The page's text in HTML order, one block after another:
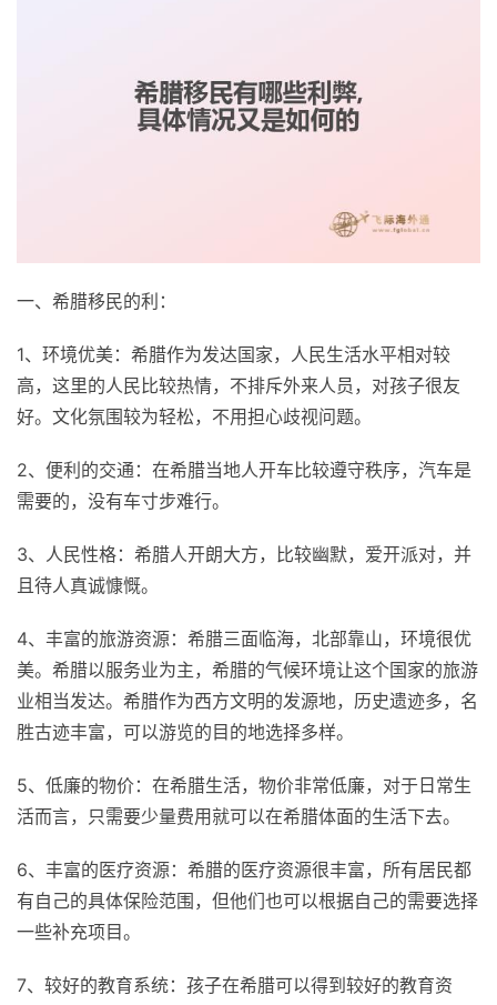
一、希腊移民的利：
1、环境优美：希腊作为发达国家，人民生活水平相对较
高，这里的人民比较热情，不排斥外来人员，对孩子很友
好。文化氛围较为轻松，不用担心歧视问题。
2、便利的交通：在希腊当地人开车比较遵守秩序，汽车是
需要的，没有车寸步难行。
3、人民性格：希腊人开朗大方，比较幽默，爱开派对，并
且待人真诚慷慨。
4、丰富的旅游资源：希腊三面临海，北部靠山，环境很优
美。希腊以服务业为主，希腊的气候环境让这个国家的旅游
业相当发达。希腊作为西方文明的发源地，历史遗迹多，名
胜古迹丰富，可以游览的目的地选择多样。
5、低廉的物价：在希腊生活，物价非常低廉，对于日常生
活而言，只需要少量费用就可以在希腊体面的生活下去。
6、丰富的医疗资源：希腊的医疗资源很丰富，所有居民都
有自己的具体保险范围，但他们也可以根据自己的需要选择
一些补充项目。
7、较好的教育系统：孩子在希腊可以得到较好的教育资